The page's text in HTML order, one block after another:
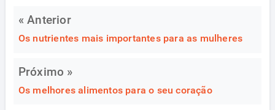
« Anterior
Os nutrientes mais importantes para as mulheres
Próximo »
Os melhores alimentos para o seu coração